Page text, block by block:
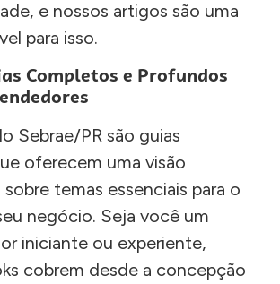
e nossos artigos são uma
para isso.
Completos e Profundos
Sebrae/PR são guias
oferecem uma visão
temas essenciais para o
negócio. Seja você um
iniciante ou experiente,
cobrem desde a concepção